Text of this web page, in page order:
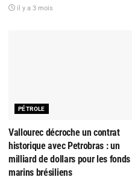
il y a 3 mois
PÉTROLE
Vallourec décroche un contrat
historique avec Petrobras : un
milliard de dollars pour les fonds
marins brésiliens